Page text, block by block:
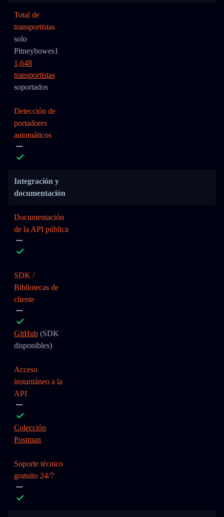
Total de
transportistas
solo
Pitneybowes1
1,648
transportistas
soportados
Detección de
portadores
automáticos
Integración y
documentación
Documentación
de la API pública
SDK /
Bibliotecas de
cliente
GitHub (SDK
disponibles)
Acceso
instantáneo a la
API
Colección
Postman
Soporte técnico
gratuito 24/7